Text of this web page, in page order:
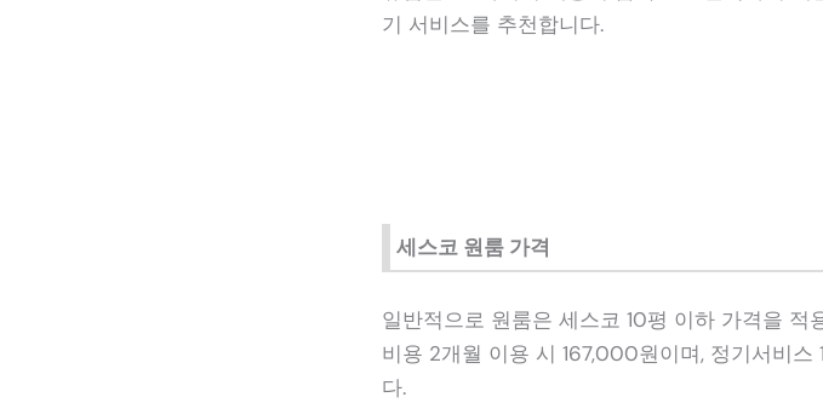
기 서비스를 추천합니다.
세스코 원룸 가격
일반적으로 원룸은 세스코 10평 이하 가격을 적
비용 2개월 이용 시 167,000원이며, 정기서비
다.